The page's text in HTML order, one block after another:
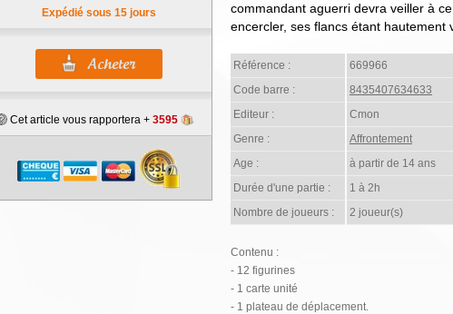
Expédié sous 15 jours
Cet article vous rapportera + 3595
commandant aguerri devra veiller à
encercler, ses flancs étant hautement
Référence :
669966
Code barre :
8435407634633
Editeur :
Cmon
Genre :
Affrontement
Age :
à partir de 14 ans
Durée d'une partie :
1 à 2h
Nombre de joueurs :
2 joueur(s)
Contenu :
- 12 figurines
- 1 carte unité
- 1 plateau de déplacement.